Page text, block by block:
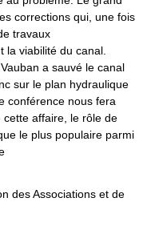
corrections qui, une fois
travaux
la viabilité du canal.
a sauvé le canal
sur le plan hydraulique
conférence nous fera
affaire, le rôle de
le plus populaire parmi
des Associations et de